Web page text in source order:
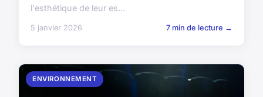
l'esthétique de leur es...
5 janvier 2026 7 min de lecture →
ENVIRONNEMENT